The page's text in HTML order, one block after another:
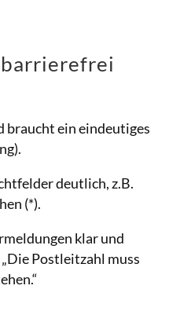
braucht ein eindeutiges
deutlich, z.B.
(*).
klar und
Postleitzahl muss